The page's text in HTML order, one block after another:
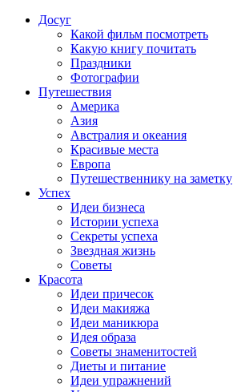
Досуг
Какой фильм посмотреть
Какую книгу почитать
Праздники
Фотографии
Путешествия
Америка
Азия
Австралия и океания
Красивые места
Европа
Путешественнику на заметку
Успех
Идеи бизнеса
Истории успеха
Секреты успеха
Звездная жизнь
Советы
Красота
Идеи причесок
Идеи макияжа
Идеи маникюра
Идея образа
Советы знаменитостей
Диеты и питание
Идеи упражнений